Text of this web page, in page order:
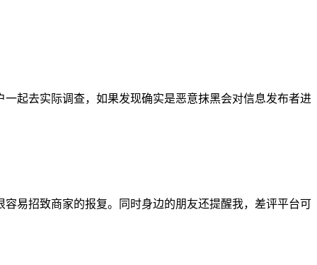
起去实际调查，如果发现确实是恶意抹黑会对信息发布者进
易招致商家的报复。同时身边的朋友还提醒我，差评平台可